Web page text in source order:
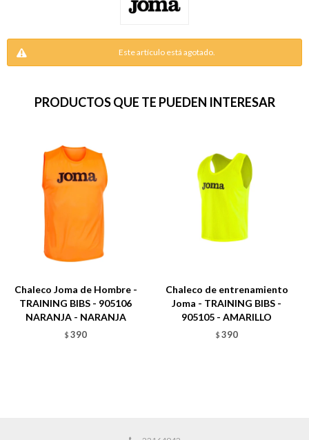
Este artículo está agotado.
PRODUCTOS QUE TE PUEDEN INTERESAR
Chaleco Joma de Hombre -
TRAINING BIBS - 905106
NARANJA - NARANJA
$ 390
Chaleco de entrenamiento
Joma - TRAINING BIBS -
905105 - AMARILLO
$ 390